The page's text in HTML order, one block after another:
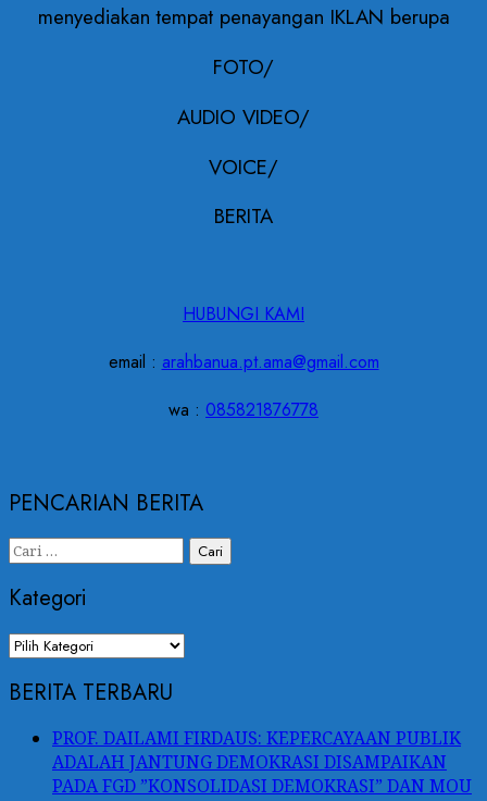
menyediakan tempat penayangan IKLAN berupa
FOTO/
AUDIO VIDEO/
VOICE/
BERITA
HUBUNGI KAMI
email : arahbanua.pt.ama@gmail.com
wa : 085821876778
PENCARIAN BERITA
Kategori
BERITA TERBARU
PROF. DAILAMI FIRDAUS: KEPERCAYAAN PUBLIK
ADALAH JANTUNG DEMOKRASI DISAMPAIKAN
PADA FGD ”KONSOLIDASI DEMOKRASI” DAN MOU